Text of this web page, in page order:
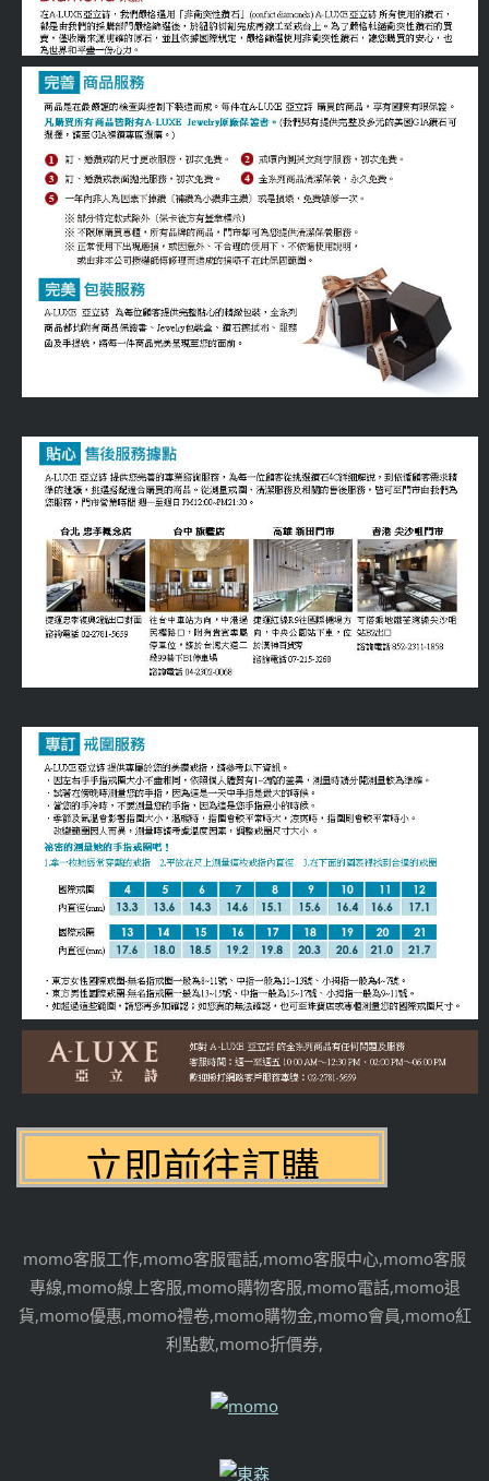
momo客服工作,momo客服電話,momo客服中心,momo客服
專線,momo線上客服,momo購物客服,momo電話,momo退
貨,momo優惠,momo禮卷,momo購物金,momo會員,momo紅
利點數,momo折價券,